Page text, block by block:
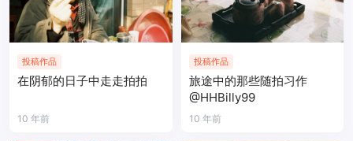
投稿作品
在阴郁的日子中走走拍拍
10 年前
投稿作品
旅途中的那些随拍习作
@HHBilly99
10 年前